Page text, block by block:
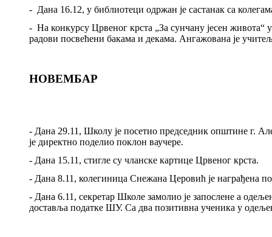
- Дана 16.12, у библиотеци одржан је састанак са
- На конкурсу Црвеног крста „За сунчану јесен живота“
радови посвећени бакама и декама. Ангажована је
НОВЕМБАР
- Дана 29.11, Школу је посетио председник општине г.
је директно поделио поклон ваучере.
- Дана 15.11, стигле су чланске картице Црвеног крста.
- Дана 8.11, колегиница Снежана Церовић је награђена
- Дана 6.11, секретар Школе замолио је запослене а
доставља податке ШУ. Са два позитивна ученика у